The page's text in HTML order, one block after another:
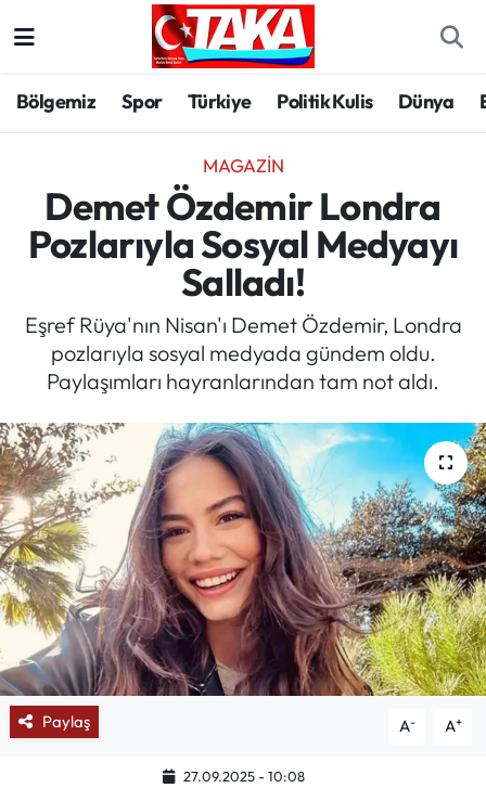
Bölgemiz Spor Türkiye Politik Kulis Dünya
MAGAZIN
Demet Özdemir Londra
Pozlarıyla Sosyal Medyayı
Salladı!
Eşref Rüya'nın Nisan'ı Demet Özdemir, Londra
pozlarıyla sosyal medyada gündem oldu.
Paylaşımları hayranlarından tam not aldı.
Paylaş A- A+
27.09.2025 - 10:08
Spor
Türkiye
Kültür/Sanat
Politik Kulis
Magazin
Mektup Galeri
Röportaj
Manşet
Köşe Yazıları
Karikatür Galeri
Trabzon Hava Durumu
Trabzon Trafik Yoğunluk Haritası
Süper Lig Puan Durumu ve Fikstür
Son Dakika Haberleri